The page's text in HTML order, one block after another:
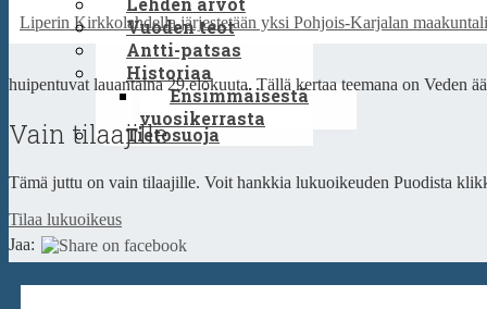
Vuoden teot
Antti-patsas
Historiaa
Ensimmäisestä
vuosikerrasta
Tietosuoja
Liperin Kirkkolahdella järjestetään yksi Pohjois-Karjalan
huipentuvat lauantaina 29.elokuuta. Tällä kertaa teemana on Veden
Vain tilaajille
Tämä juttu on vain tilaajille. Voit hankkia lukuoikeuden Puodista
Tilaa lukuoikeus
Jaa: